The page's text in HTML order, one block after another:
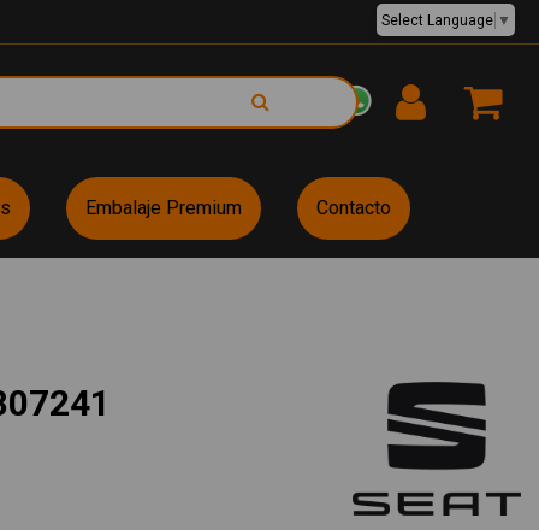
EUR €
Select Language ▼
Embalaje Premium Contacto